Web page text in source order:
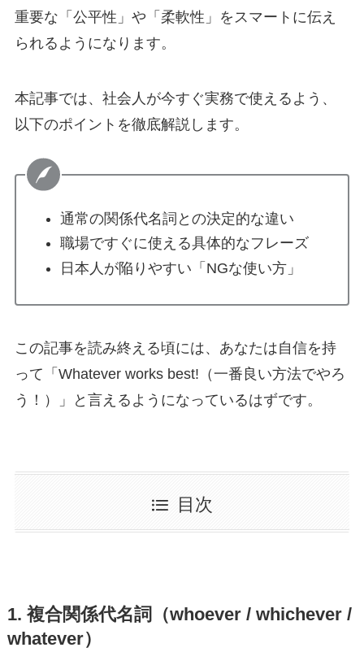
重要な「公平性」や「柔軟性」をスマートに伝え
られるようになります。
本記事では、社会人が今すぐ実務で使えるよう、
以下のポイントを徹底解説します。
通常の関係代名詞との決定的な違い
職場ですぐに使える具体的なフレーズ
日本人が陥りやすい「NGな使い方」
この記事を読み終える頃には、あなたは自信を持
って「Whatever works best!（一番良い方法でやろ
う！）」と言えるようになっているはずです。
目次
1. 複合関係代名詞（whoever / whichever /
whatever）